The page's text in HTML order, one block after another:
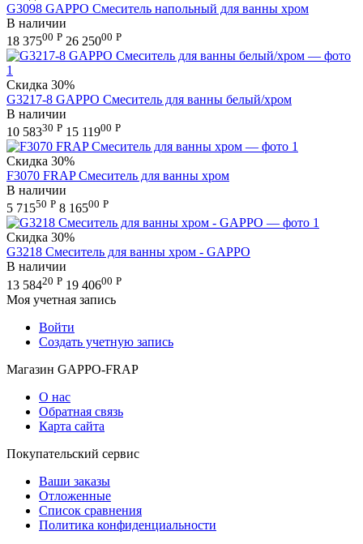
G3098 GAPPO Смеситель напольный для ванны хром
В наличии
18 37500 Р 26 25000 Р
Скидка 30%
G3217-8 GAPPO Смеситель для ванны белый/хром
В наличии
10 58330 Р 15 11900 Р
Скидка 30%
F3070 FRAP Смеситель для ванны хром
В наличии
5 71550 Р 8 16500 Р
Скидка 30%
G3218 Смеситель для ванны хром - GAPPO
В наличии
13 58420 Р 19 40600 Р
Моя учетная запись
Войти
Создать учетную запись
Магазин GAPPO-FRAP
О нас
Обратная связь
Карта сайта
Покупательский сервис
Ваши заказы
Отложенные
Список сравнения
Политика конфиденциальности